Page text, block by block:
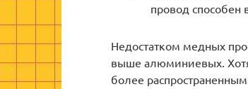
провод
Недостатком медных
выше алюминиевых.
более